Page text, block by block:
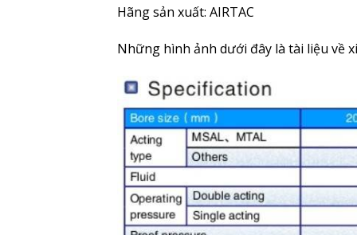
Hãng sản xuất: AIRTAC
Những hình ảnh dưới đây là tài liệu về